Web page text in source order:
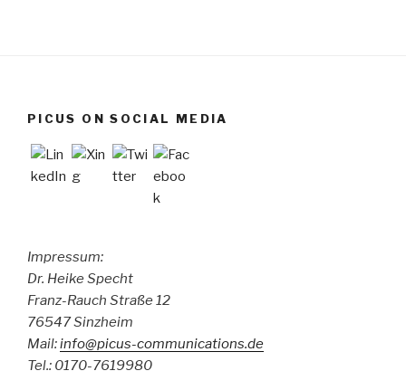
PICUS ON SOCIAL MEDIA
Impressum:
Dr. Heike Specht
Franz-Rauch Straße 12
76547 Sinzheim
Mail:info@picus-communications.de
Tel.: 0170-7619980